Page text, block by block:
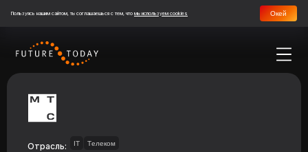
Пользуясь нашим сайтом, ты соглашаешься с тем, что мы используем cookies Окей
Отрасль: IT Телеком